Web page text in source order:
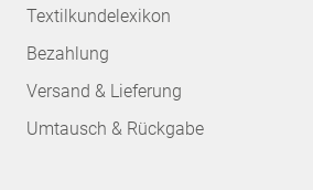
Textilkundelexikon
Bezahlung
Versand & Lieferung
Umtausch & Rückgabe